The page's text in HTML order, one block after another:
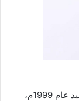
اميرة الناصر هي ناشطة اعلامية سعودية من مواليد عام 1999م،